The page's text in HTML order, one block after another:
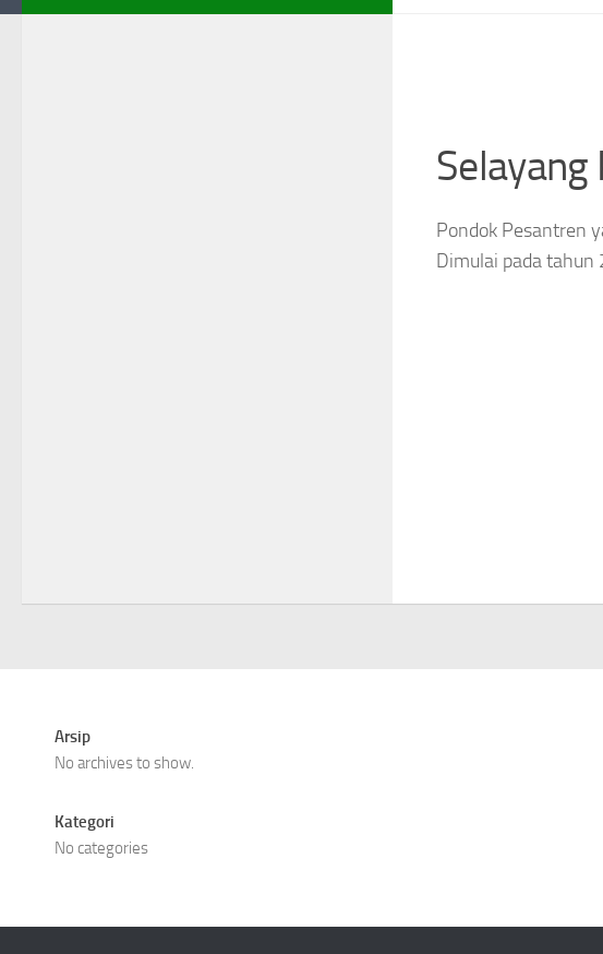
Selayang
Pondok Pesantren
Dimulai pada tahun
Arsip
No archives to show.
Kategori
No categories